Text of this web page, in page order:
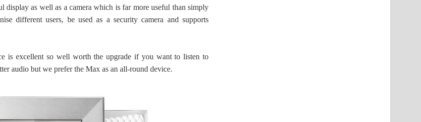
display as well as a camera which is far more useful than simply
different users, be used as a security camera and supports
is excellent so well worth the upgrade if you want to listen to
audio but we prefer the Max as an all-round device.